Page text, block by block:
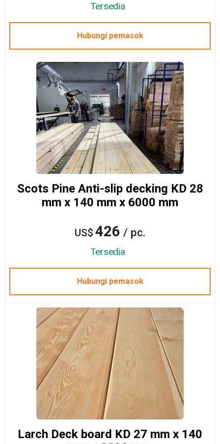
Tersedia
Hubungi pemasok
Scots Pine Anti-slip decking KD 28
mm x 140 mm x 6000 mm
US$ 426 / pc.
Tersedia
Hubungi pemasok
Larch Deck board KD 27 mm x 140